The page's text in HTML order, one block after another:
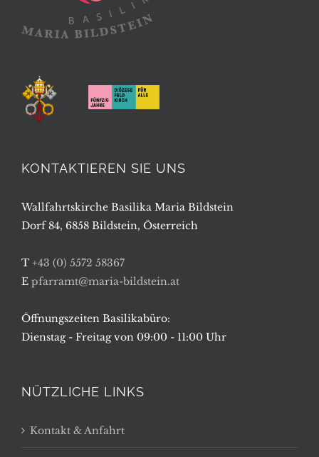
KONTAKTIEREN SIE UNS
Wallfahrtskirche Basilika Maria Bildstein
Dorf 84, 6858 Bildstein, Österreich
T +43 (0) 5572 58367
E pfarramt@maria-bildstein.at
Öffnungszeiten Basilikabüro:
Dienstag - Freitag von 09:00 - 11:00 Uhr
NÜTZLICHE LINKS
Kontakt & Anfahrt